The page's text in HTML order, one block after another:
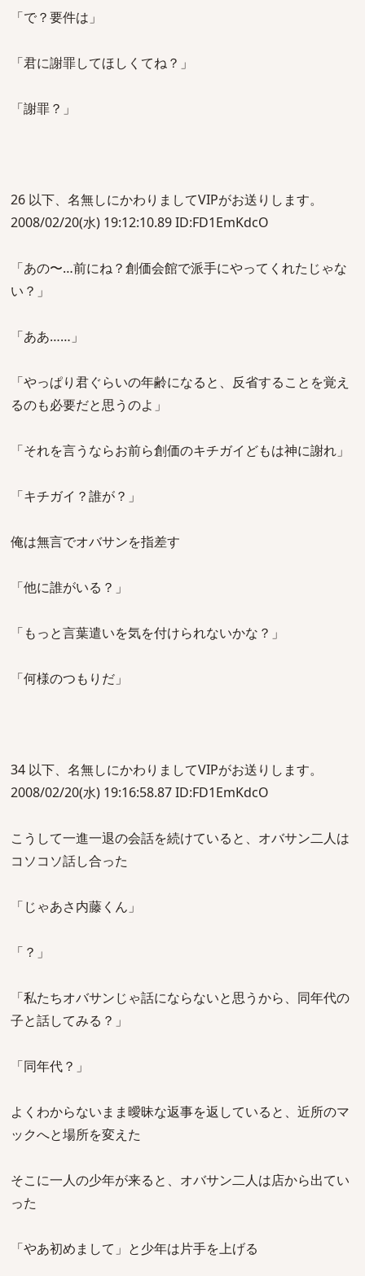
「で？要件は」
「君に謝罪してほしくてね？」
「謝罪？」
26 以下、名無しにかわりましてVIPがお送りします。
2008/02/20(水) 19:12:10.89 ID:FD1EmKdcO
「あの〜…前にね？創価会館で派手にやってくれたじゃな
い？」
「ああ……」
「やっぱり君ぐらいの年齢になると、反省することを覚え
るのも必要だと思うのよ」
「それを言うならお前ら創価のキチガイどもは神に謝れ」
「キチガイ？誰が？」
俺は無言でオバサンを指差す
「他に誰がいる？」
「もっと言葉遣いを気を付けられないかな？」
「何様のつもりだ」
34 以下、名無しにかわりましてVIPがお送りします。
2008/02/20(水) 19:16:58.87 ID:FD1EmKdcO
こうして一進一退の会話を続けていると、オバサン二人は
コソコソ話し合った
「じゃあさ内藤くん」
「？」
「私たちオバサンじゃ話にならないと思うから、同年代の
子と話してみる？」
「同年代？」
よくわからないまま曖昧な返事を返していると、近所のマ
ックへと場所を変えた
そこに一人の少年が来ると、オバサン二人は店から出てい
った
「やあ初めまして」と少年は片手を上げる